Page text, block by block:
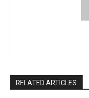
RELATED ARTICLES